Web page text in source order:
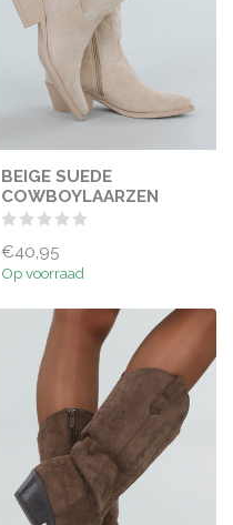
BEIGE SUEDE
COWBOYLAARZEN
€40,95
Op voorraad